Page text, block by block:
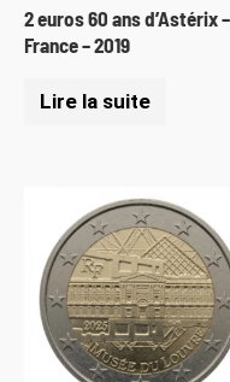
2 euros 60 ans d’Astérix –
France – 2019
Lire la suite